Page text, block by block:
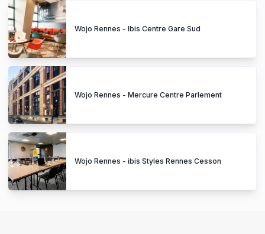
Wojo Rennes - Ibis Centre Gare Sud
Wojo Rennes - Mercure Centre Parlement
Wojo Rennes - ibis Styles Rennes Cesson